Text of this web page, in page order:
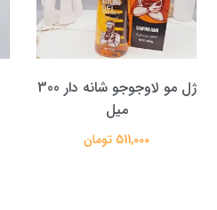
ژل مو لاوجوجو شانه دار 300
میل
511,000 تومان